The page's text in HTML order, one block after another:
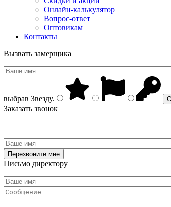
Онлайн-калькулятор
Вопрос-ответ
Оптовикам
Контакты
Вызвать замерщика
выбрав Звезду.
Заказать звонок
Письмо директору